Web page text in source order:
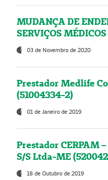
MUDANÇA DE
SERVIÇOS
03 de Novembro de 2020
Prestador Medlife
(51004334-2)
01 de Janeiro de 2019
Prestador CERPAM
S/S Ltda-ME
18 de Outubro de 2019